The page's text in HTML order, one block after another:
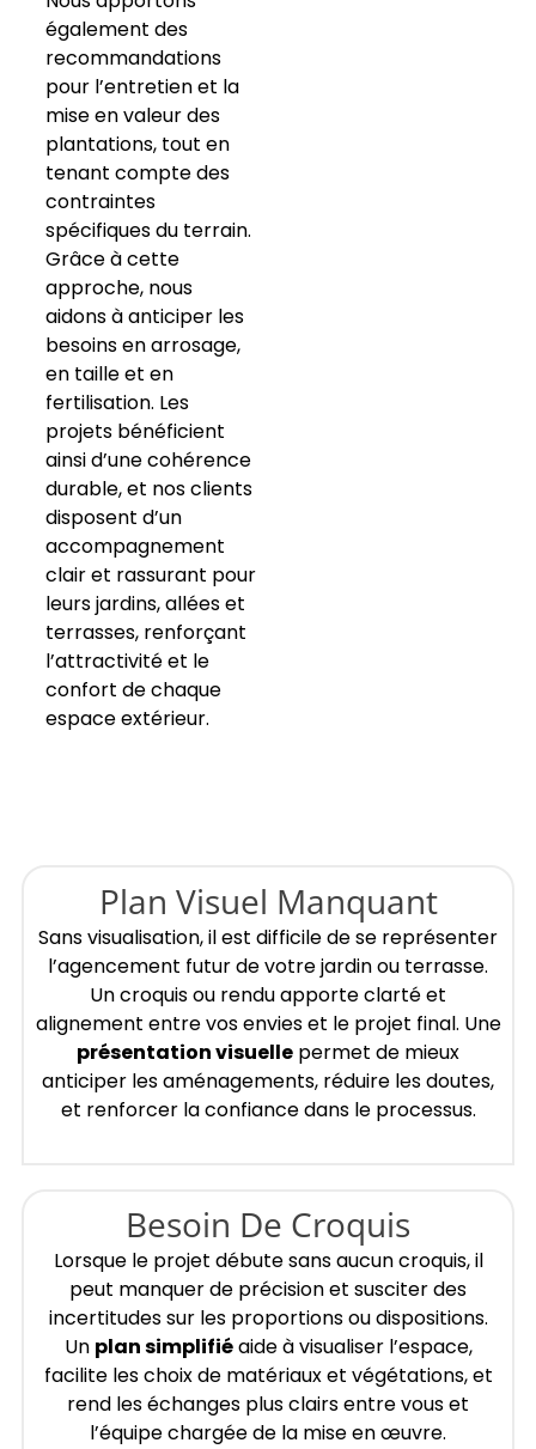
également des
recommandations
pour l’entretien et la
mise en valeur des
plantations, tout en
tenant compte des
contraintes
spécifiques du terrain.
Grâce à cette
approche, nous
aidons à anticiper les
besoins en arrosage,
en taille et en
fertilisation. Les
projets bénéficient
ainsi d’une cohérence
durable, et nos clients
disposent d’un
accompagnement
clair et rassurant pour
leurs jardins, allées et
terrasses, renforçant
l’attractivité et le
confort de chaque
espace extérieur.
Plan Visuel Manquant
Sans visualisation, il est difficile de se représenter
l’agencement futur de votre jardin ou terrasse.
Un croquis ou rendu apporte clarté et
alignement entre vos envies et le projet final. Une
présentation visuelle permet de mieux
anticiper les aménagements, réduire les doutes,
et renforcer la confiance dans le processus.
Besoin De Croquis
Lorsque le projet débute sans aucun croquis, il
peut manquer de précision et susciter des
incertitudes sur les proportions ou dispositions.
Un plan simplifiéaide à visualiser l’espace,
facilite les choix de matériaux et végétations, et
rend les échanges plus clairs entre vous et
l’équipe chargée de la mise en œuvre.